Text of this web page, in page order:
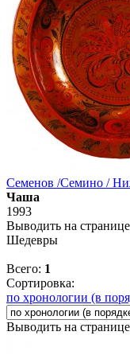
Семенов /Семино /
Чаша
1993
Выводить на
Шедевры
Всего: 1
Сортировка:
по хронологии (в
Выводить на